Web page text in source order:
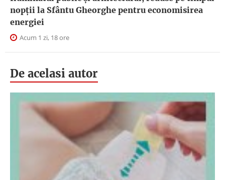
nopţii la Sfântu Gheorghe pentru economisirea
energiei
Acum 1 zi, 18 ore
De acelasi autor